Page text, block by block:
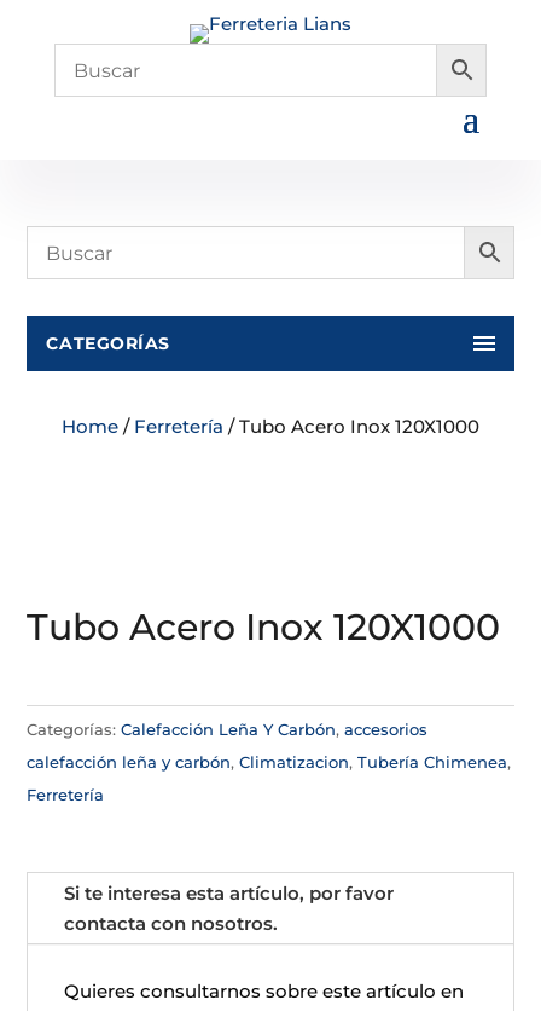
CATEGORÍAS
Home / Ferretería / Tubo Acero Inox 120X1000
Tubo Acero Inox 120X1000
Categorías:Calefacción Leña Y Carbón,accesorios
calefacción leña y carbón,Climatizacion,Tubería Chimenea,
Ferretería
Si te interesa esta artículo, por favor
contacta con nosotros.
Quieres consultarnos sobre este artículo en